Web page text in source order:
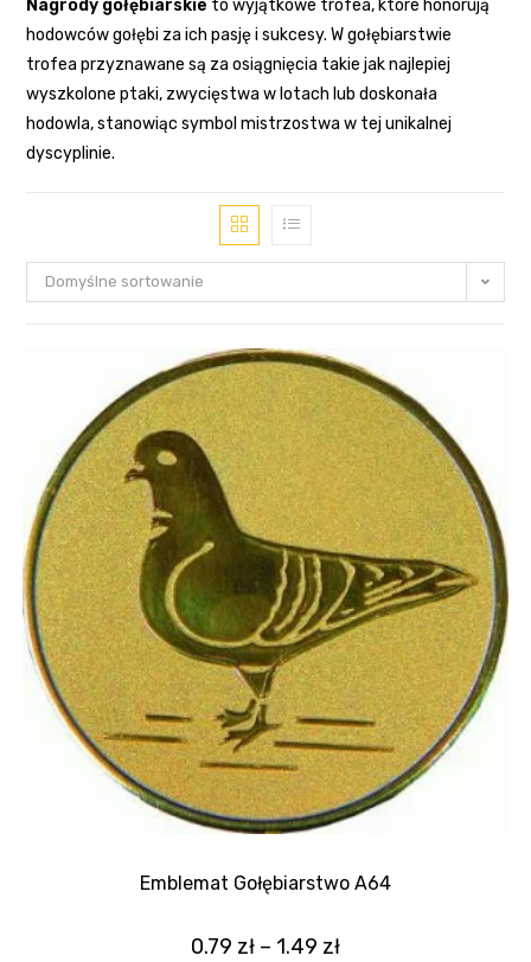
Nagrody gołębiarskie to wyjątkowe trofea, które honorują
hodowców gołębi za ich pasję i sukcesy. W gołębiarstwie
trofea przyznawane są za osiągnięcia takie jak najlepiej
wyszkolone ptaki, zwycięstwa w lotach lub doskonała
hodowla, stanowiąc symbol mistrzostwa w tej unikalnej
dyscyplinie.
Domyślne sortowanie
Emblemat Gołębiarstwo A64
0.79 zł – 1.49 zł